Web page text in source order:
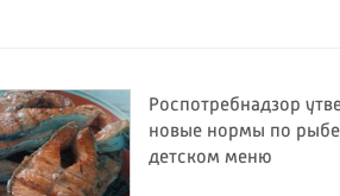
Роспотребнадзор
новые нормы по
детском меню